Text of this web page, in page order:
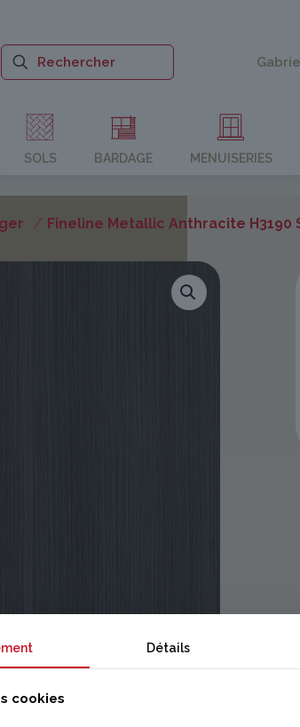
SOLS BARDAGE MENUISERIES
/ Fineline Metallic Anthracite H3190
Détails
cookies